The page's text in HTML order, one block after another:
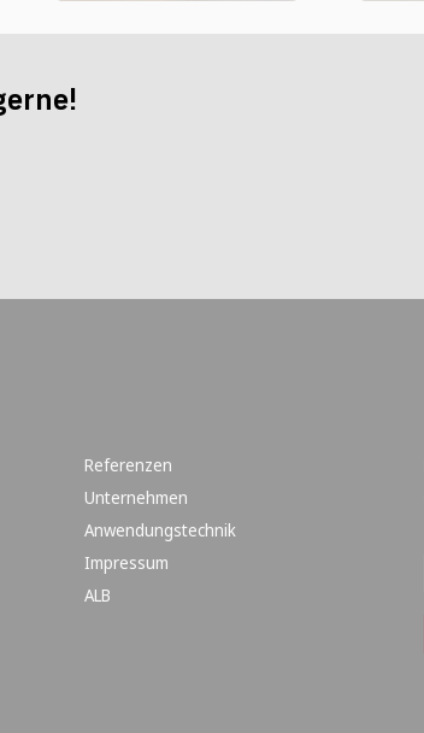
Referenzen
Unternehmen
Anwendungstechnik
Impressum
ALB